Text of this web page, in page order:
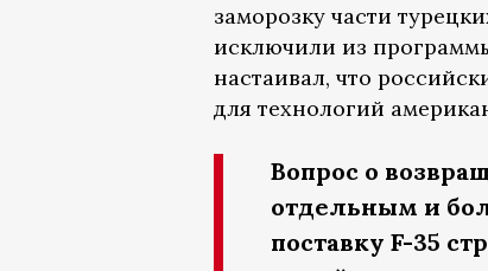
заморозку части
исключили из
настаивал, что
для технологий
Вопрос о
отдельным и
поставку F-35